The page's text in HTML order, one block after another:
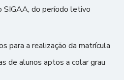
SIGAA, do período letivo
para a realização da matrícula
de alunos aptos a colar grau